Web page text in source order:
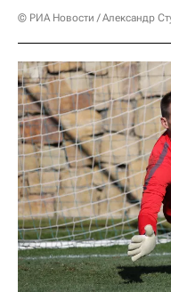
© РИА Новости / Александр